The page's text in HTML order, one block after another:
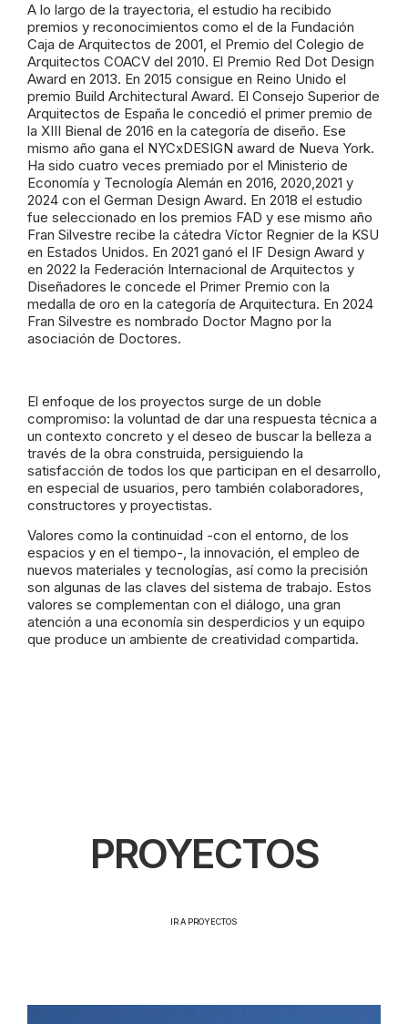
A lo largo de la trayectoria, el estudio ha recibido
premios y reconocimientos como el de la Fundación
Caja de Arquitectos de 2001, el Premio del Colegio de
Arquitectos COACV del 2010. El Premio Red Dot Design
Award en 2013. En 2015 consigue en Reino Unido el
premio Build Architectural Award. El Consejo Superior de
Arquitectos de España le concedió el primer premio de
la XIII Bienal de 2016 en la categoría de diseño. Ese
mismo año gana el NYCxDESIGN award de Nueva York.
Ha sido cuatro veces premiado por el Ministerio de
Economía y Tecnología Alemán en 2016, 2020,2021 y
2024 con el German Design Award. En 2018 el estudio
fue seleccionado en los premios FAD y ese mismo año
Fran Silvestre recibe la cátedra Víctor Regnier de la KSU
en Estados Unidos. En 2021 ganó el IF Design Award y
en 2022 la Federación Internacional de Arquitectos y
Diseñadores le concede el Primer Premio con la
medalla de oro en la categoría de Arquitectura. En 2024
Fran Silvestre es nombrado Doctor Magno por la
asociación de Doctores.
El enfoque de los proyectos surge de un doble
compromiso: la voluntad de dar una respuesta técnica a
un contexto concreto y el deseo de buscar la belleza a
través de la obra construida, persiguiendo la
satisfacción de todos los que participan en el desarrollo,
en especial de usuarios, pero también colaboradores,
constructores y proyectistas.
Valores como la continuidad -con el entorno, de los
espacios y en el tiempo-, la innovación, el empleo de
nuevos materiales y tecnologías, así como la precisión
son algunas de las claves del sistema de trabajo. Estos
valores se complementan con el diálogo, una gran
atención a una economía sin desperdicios y un equipo
que produce un ambiente de creatividad compartida.
PROYECTOS
IR A PROYECTOS